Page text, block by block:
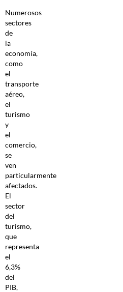
Numerosos
sectores
de
la
economía,
como
el
transporte
aéreo,
el
turismo
y
el
comercio,
se
ven
particularmente
afectados.
El
sector
del
turismo,
que
representa
el
6,3%
del
PIB,